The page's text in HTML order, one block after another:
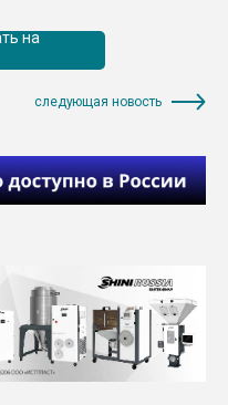
на
следующая новость